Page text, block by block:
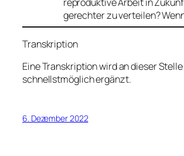
gerechter zu verteilen?
Transkription
Eine Transkription wird an dieser Stelle
schnellstmöglich ergänzt.
6. Dezember 2022